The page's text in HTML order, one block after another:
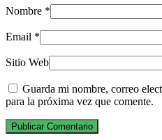
Nombre *
Email *
Sitio Web
Guarda mi nombre, correo
para la próxima vez que comente.